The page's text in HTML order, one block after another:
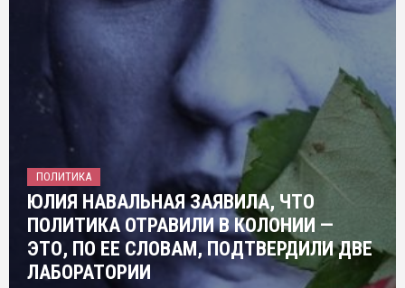
ПОЛИТИКА
ЮЛИЯ НАВАЛЬНАЯ ЗАЯВИЛА, ЧТО
ПОЛИТИКА ОТРАВИЛИ В КОЛОНИИ —
ЭТО, ПО ЕЕ СЛОВАМ, ПОДТВЕРДИЛИ ДВЕ
ЛАБОРАТОРИИ